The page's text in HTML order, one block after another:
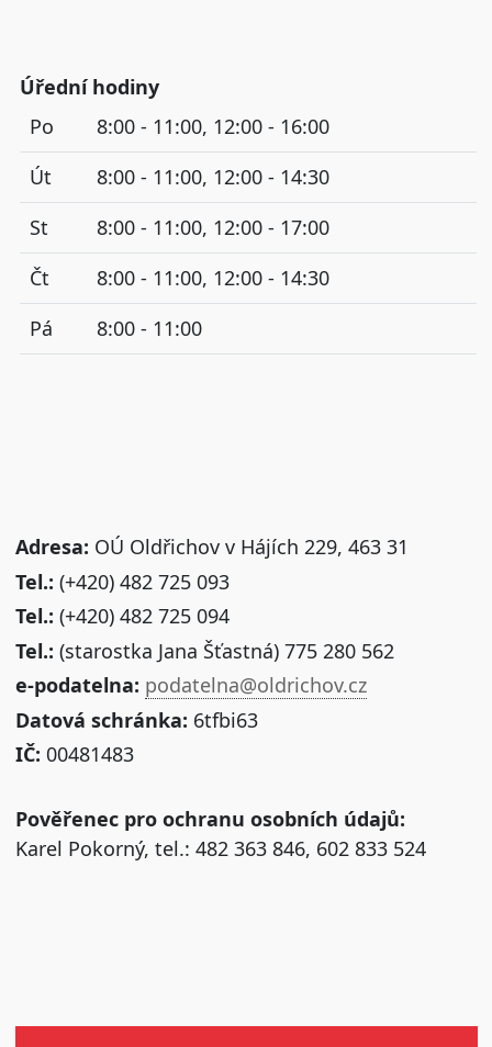
Úřední hodiny
Po
8:00 - 11:00, 12:00 - 16:00
Út
8:00 - 11:00, 12:00 - 14:30
St
8:00 - 11:00, 12:00 - 17:00
Čt
8:00 - 11:00, 12:00 - 14:30
Pá
8:00 - 11:00
Adresa: OÚ Oldřichov v Hájích 229, 463 31
Tel.: (+420) 482 725 093
Tel.: (+420) 482 725 094
Tel.: (starostka Jana Šťastná) 775 280 562
e-podatelna: podatelna@oldrichov.cz
Datová schránka: 6tfbi63
IČ: 00481483
Pověřenec pro ochranu osobních údajů:
Karel Pokorný, tel.: 482 363 846, 602 833 524